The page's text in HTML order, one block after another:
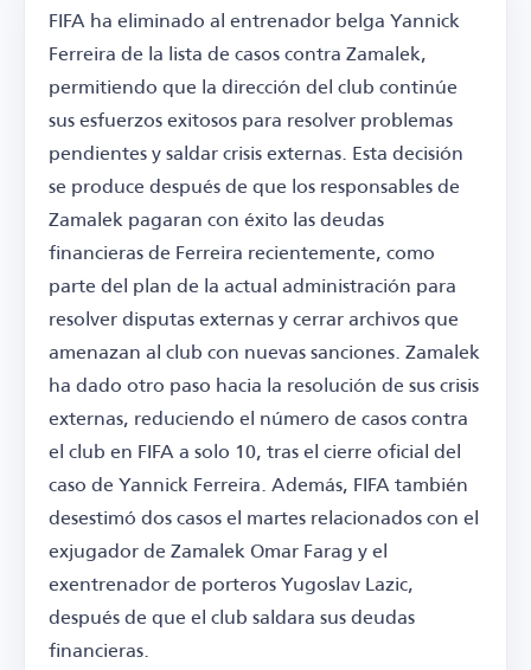
FIFA ha eliminado al entrenador belga Yannick
Ferreira de la lista de casos contra Zamalek,
permitiendo que la dirección del club continúe
sus esfuerzos exitosos para resolver problemas
pendientes y saldar crisis externas. Esta decisión
se produce después de que los responsables de
Zamalek pagaran con éxito las deudas
financieras de Ferreira recientemente, como
parte del plan de la actual administración para
resolver disputas externas y cerrar archivos que
amenazan al club con nuevas sanciones. Zamalek
ha dado otro paso hacia la resolución de sus crisis
externas, reduciendo el número de casos contra
el club en FIFA a solo 10, tras el cierre oficial del
caso de Yannick Ferreira. Además, FIFA también
desestimó dos casos el martes relacionados con el
exjugador de Zamalek Omar Farag y el
exentrenador de porteros Yugoslav Lazic,
después de que el club saldara sus deudas
financieras.